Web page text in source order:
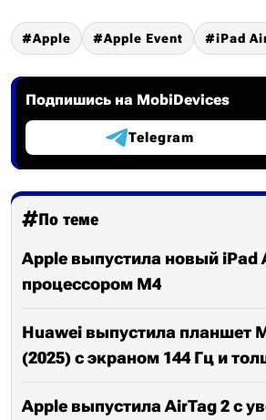
Apple Apple Event iPad
Подпишись на MobiDevices
Telegram
По теме
Apple выпустила новый iPad
процессором M4
Huawei выпустила планшет
(2025) с экраном 144 Гц и
Apple выпустила AirTag 2 с